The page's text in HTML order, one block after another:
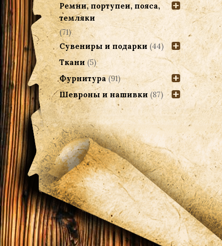
Ремни, портупеи, пояса,
темляки
(71)
Сувениры и подарки (44)
Ткани (5)
Фурнитура (91)
Шевроны и нашивки (87)